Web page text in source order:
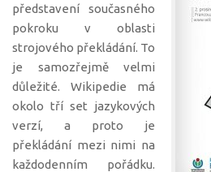
představení současného
pokroku v oblasti
strojového překládání. To
je samozřejmě velmi
důležité. Wikipedie má
okolo tří set jazykových
verzí, a proto je
překládání mezi nimi na
každodenním pořádku.